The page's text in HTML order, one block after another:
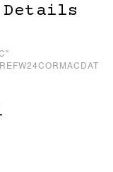
Details